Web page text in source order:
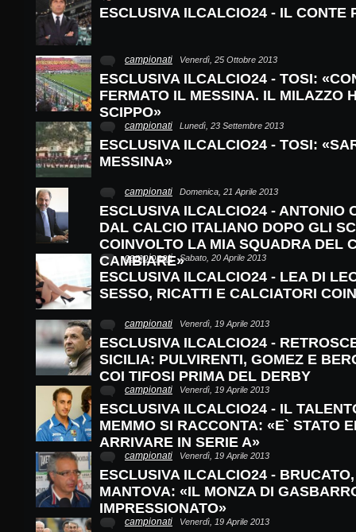
ESCLUSIVA ILCALCIO24 - IL CONTE
campionati Venerdì, 25 Ottobre 2013
ESCLUSIVA ILCALCIO24 - TOSI:
FERMATO IL MESSINA. IL MILAZZO
SCIPPO»
campionati Lunedì, 23 Settembre 2013
ESCLUSIVA ILCALCIO24 - TOSI:
MESSINA»
campionati Domenica, 21 Aprile 2013
ESCLUSIVA ILCALCIO24 - ANTONIO
DAL CALCIO ITALIANO DOPO GLI
COINVOLTO LA MIA SQUADRA DEL
CAMBIARE»
campionatiSabato, 20 Aprile 2013
ESCLUSIVA ILCALCIO24 - LEA DI
SESSO, RICATTI E CALCIATORI
campionati Venerdì, 19 Aprile 2013
ESCLUSIVA ILCALCIO24 -
SICILIA: PULVIRENTI, GOMEZ E
COI TIFOSI PRIMA DEL DERBY
campionati Venerdì, 19 Aprile 2013
ESCLUSIVA ILCALCIO24 - IL
MEMMO SI RACCONTA: «E` STATO
ARRIVARE IN SERIE A»
campionati Venerdì, 19 Aprile 2013
ESCLUSIVA ILCALCIO24 -
MANTOVA: «IL MONZA DI
IMPRESSIONATO»
campionati Venerdì, 19 Aprile 2013